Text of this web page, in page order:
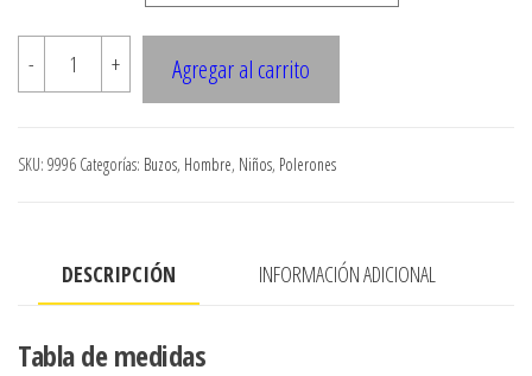
-
9996
GORRO,
BOLSILLO
cantidad
+ Agregar al carrito
SKU: 9996 Categorías: Buzos, Hombre, Niños, Polerones
DESCRIPCIÓN INFORMACIÓN ADICIONAL
Tabla de medidas